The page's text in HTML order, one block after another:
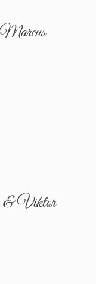
Viktor